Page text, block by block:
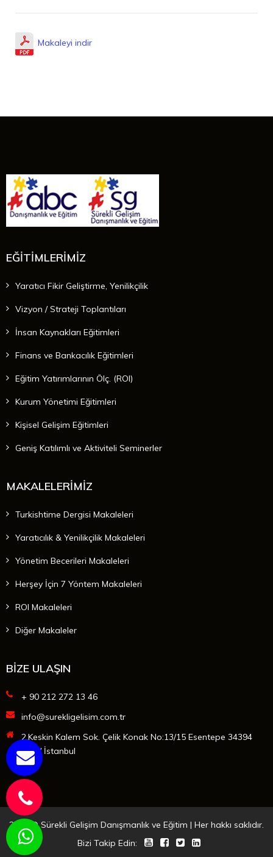
Makaleyi indir
EĞİTİMLERİMİZ
Yaratıcı Fikir Geliştirme, Yenilikçilik
Vizyon / Strateji Toplantıları
İnsan Kaynakları Eğitimleri
Finans ve Bankacılık Eğitimleri
Eğitim Yatırımlarının Ölç. (ROI)
Kurum Yönetimi Eğitimleri
Kişisel Gelişim Eğitimleri
Geniş Katılımlı ve Aktiviteli Seminerler
MAKALELERİMİZ
Turkishtime Dergisi Makaleleri
Yaratıcılık & Yenilikçilik Makaleleri
Yönetim Becerileri Makaleleri
Herşey İçin 7 Yöntem Makaleleri
ROI Makaleleri
Diğer Makaleler
BİZE ULAŞIN
+ 90 212 272 13 46
info@surekligelisim.com.tr
2.Keskin Kalem Sok. Çelik Konak No:13/15 Esentepe 34394
Şişli / İstanbul
2025 © Sürekli Gelişim Danışmanlık ve Eğitim | Her hakkı saklıdır.
Bizi Takip Edin: